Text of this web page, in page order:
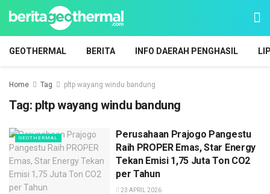
GEOTHERMAL BERITA INFO DAERAH PENGHASIL
Home Tag pltp wayang windu bandung
Tag: pltp wayang windu bandung
GEOTHERMAL
Perusahaan Prajogo Pangestu
Raih PROPER Emas, Star Energy
Tekan Emisi 1,75 Juta Ton CO2
per Tahun
23 APRIL 2026